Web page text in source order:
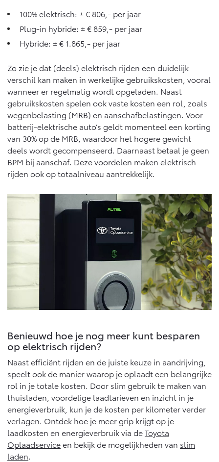
100% elektrisch: ± € 806,- per jaar
Plug-in hybride: ± € 859,- per jaar
Hybride: ± € 1.865,- per jaar
Zo zie je dat (deels) elektrisch rijden een duidelijk
verschil kan maken in werkelijke gebruikskosten, vooral
wanneer er regelmatig wordt opgeladen. Naast
gebruikskosten spelen ook vaste kosten een rol, zoals
wegenbelasting (MRB) en aanschafbelastingen. Voor
batterij-elektrische auto’s geldt momenteel een korting
van 30% op de MRB, waardoor het hogere gewicht
deels wordt gecompenseerd. Daarnaast betaal je geen
BPM bij aanschaf. Deze voordelen maken elektrisch
rijden ook op totaalniveau aantrekkelijk.
Benieuwd hoe je nog meer kunt besparen
op elektrisch rijden?
Naast efficiënt rijden en de juiste keuze in aandrijving,
speelt ook de manier waarop je oplaadt een belangrijke
rol in je totale kosten. Door slim gebruik te maken van
thuisladen, voordelige laadtarieven en inzicht in je
energieverbruik, kun je de kosten per kilometer verder
verlagen. Ontdek hoe je meer grip krijgt op je
laadkosten en energieverbruik via deToyota
Oplaadserviceen bekijk de mogelijkheden van slim
laden.